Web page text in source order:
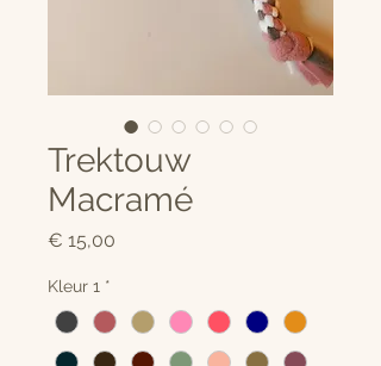
Trektouw
Macramé
€ 15,00
Kleur 1 *